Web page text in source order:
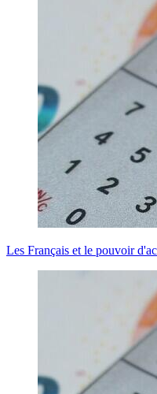
Les Français et le pouvoir